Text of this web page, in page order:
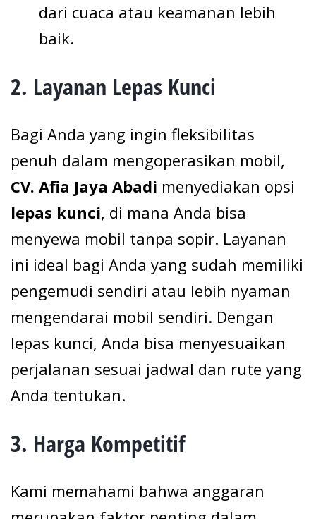
dari cuaca atau keamanan lebih
baik.
2. Layanan Lepas Kunci
Bagi Anda yang ingin fleksibilitas
penuh dalam mengoperasikan mobil,
CV. Afia Jaya Abadi menyediakan opsi
lepas kunci, di mana Anda bisa
menyewa mobil tanpa sopir. Layanan
ini ideal bagi Anda yang sudah memiliki
pengemudi sendiri atau lebih nyaman
mengendarai mobil sendiri. Dengan
lepas kunci, Anda bisa menyesuaikan
perjalanan sesuai jadwal dan rute yang
Anda tentukan.
3. Harga Kompetitif
Kami memahami bahwa anggaran